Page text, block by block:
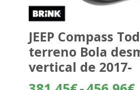
JEEP Compass
terreno Bola
vertical de 2017-